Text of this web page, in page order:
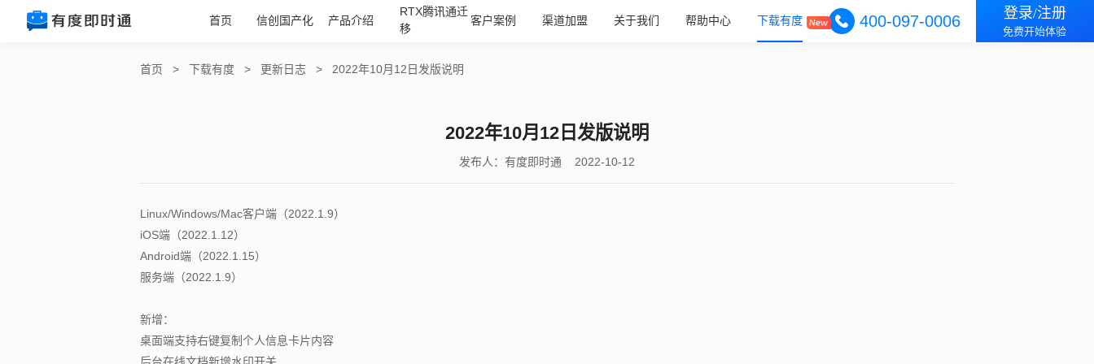
首页 信创国产化 产品介绍
RTX腾讯通迁
移
客户案例 渠道加盟 关于我们 帮助中心 下载有度 400-097-0006 登录/注册
免费开始体验
首页 > 下载有度 > 更新日志 > 2022年10月12日发版说明
2022年10月12日发版说明
发布人：有度即时通 2022-10-12
Linux/Windows/Mac客户端（2022.1.9）
iOS端（2022.1.12）
Android端（2022.1.15）
服务端（2022.1.9）
新增：
桌面端支持右键复制个人信息卡片内容